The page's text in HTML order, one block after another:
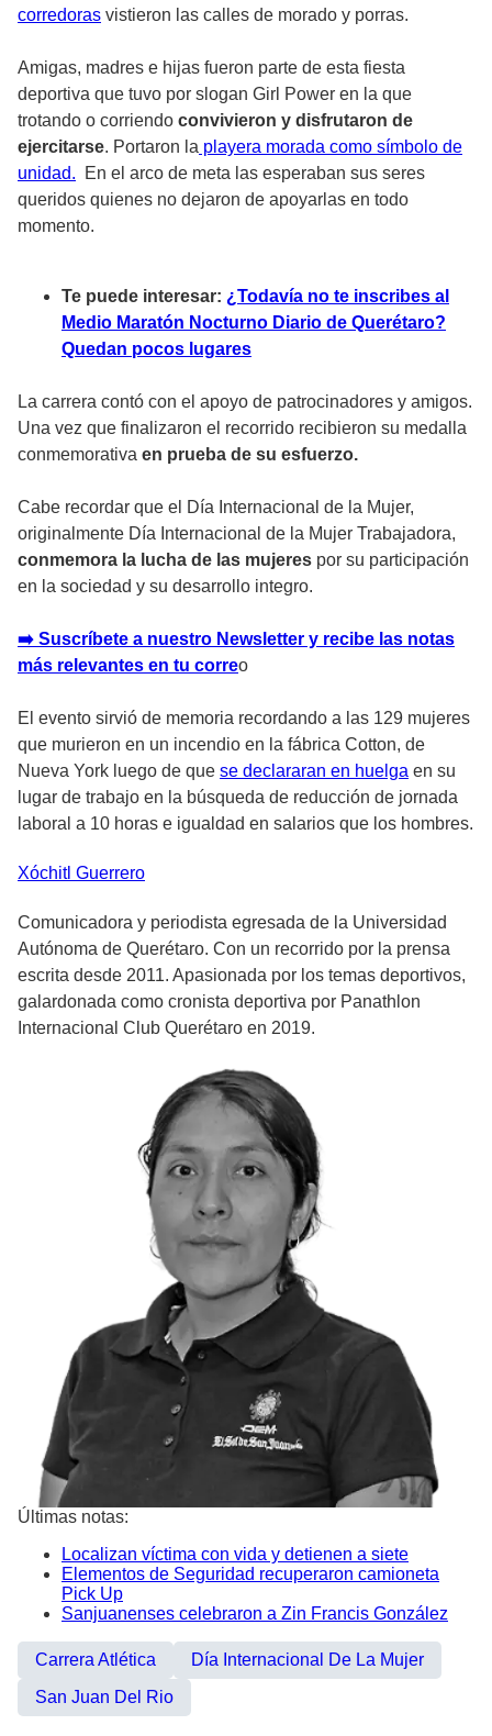
corredoras vistieron las calles de morado y porras.
Amigas, madres e hijas fueron parte de esta fiesta
deportiva que tuvo por slogan Girl Power en la que
trotando o corriendo convivieron y disfrutaron de
ejercitarse. Portaron la playera morada como símbolo de
unidad. En el arco de meta las esperaban sus seres
queridos quienes no dejaron de apoyarlas en todo
momento.
Te puede interesar: ¿Todavía no te inscribes al
Medio Maratón Nocturno Diario de Querétaro?
Quedan pocos lugares
La carrera contó con el apoyo de patrocinadores y amigos.
Una vez que finalizaron el recorrido recibieron su medalla
conmemorativa en prueba de su esfuerzo.
Cabe recordar que el Día Internacional de la Mujer,
originalmente Día Internacional de la Mujer Trabajadora,
conmemora la lucha de las mujeres por su participación
en la sociedad y su desarrollo integro.
➡️ Suscríbete a nuestro Newsletter y recibe las notas
más relevantes en tu correo
El evento sirvió de memoria recordando a las 129 mujeres
que murieron en un incendio en la fábrica Cotton, de
Nueva York luego de que se declararan en huelga en su
lugar de trabajo en la búsqueda de reducción de jornada
laboral a 10 horas e igualdad en salarios que los hombres.
Xóchitl Guerrero
Comunicadora y periodista egresada de la Universidad
Autónoma de Querétaro. Con un recorrido por la prensa
escrita desde 2011. Apasionada por los temas deportivos,
galardonada como cronista deportiva por Panathlon
Internacional Club Querétaro en 2019.
Últimas notas:
Localizan víctima con vida y detienen a siete
Elementos de Seguridad recuperaron camioneta
Pick Up
Sanjuanenses celebraron a Zin Francis González
Carrera Atlética
Día Internacional De La Mujer
San Juan Del Rio